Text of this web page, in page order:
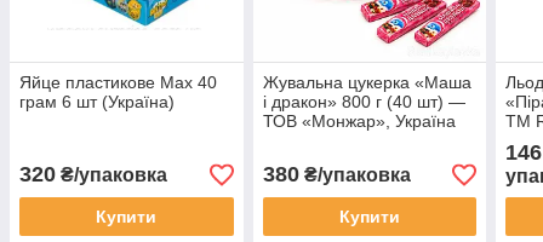
Яйце пластикове Max 40
грам 6 шт (Україна)
320 ₴/упаковка
Купити
Жувальна цукерка «Маша
і дракон» 800 г (40 шт) —
ТОВ «Монжар», Україна
380₴/упаковка
Купити
ТМ